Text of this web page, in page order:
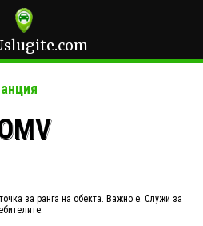
за ранга на обекта. Важно е. Служи за